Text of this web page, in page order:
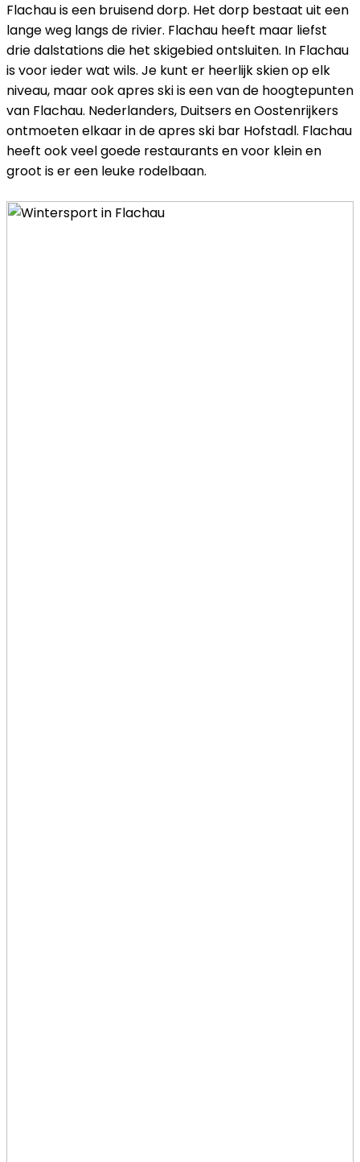
Flachau is een bruisend dorp. Het dorp bestaat uit een
lange weg langs de rivier. Flachau heeft maar liefst
drie dalstations die het skigebied ontsluiten. In Flachau
is voor ieder wat wils. Je kunt er heerlijk skien op elk
niveau, maar ook apres ski is een van de hoogtepunten
van Flachau. Nederlanders, Duitsers en Oostenrijkers
ontmoeten elkaar in de apres ski bar Hofstadl. Flachau
heeft ook veel goede restaurants en voor klein en
groot is er een leuke rodelbaan.